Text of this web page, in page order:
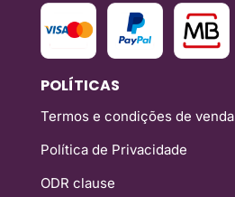
POLÍTICAS
Termos e condições de venda
Política de Privacidade
ODR clause